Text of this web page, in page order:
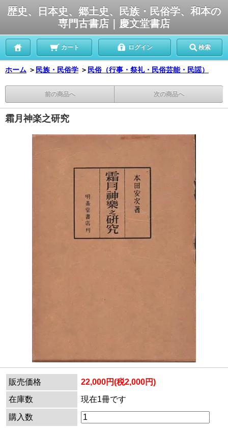
歴史、日本史、郷土史、民族・民俗学、和本の
専門古書店｜慶文堂書店
カート ログイン 検索
ホーム ＞ 民族・民俗学 ＞ 民俗（行事・祭礼・民俗芸能・民謡）
前の商品へ 次の商品へ
霜月神楽之研究
販売価格
22,000円(税2,000円)
在庫数
現在1冊です
購入数